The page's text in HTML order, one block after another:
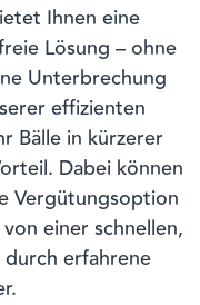
Ihnen eine
Lösung – ohne
Unterbrechung
effizienten
Bälle in kürzerer
Dabei können
Vergütungsoption
einer schnellen,
erfahrene